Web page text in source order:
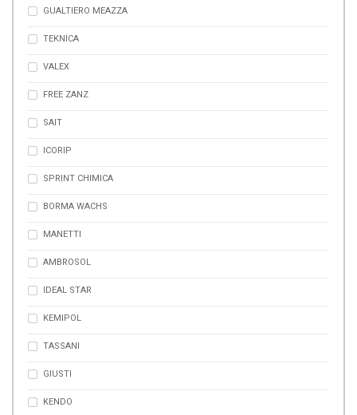
GUALTIERO MEAZZA
TEKNICA
VALEX
FREE ZANZ
SAIT
ICORIP
SPRINT CHIMICA
BORMA WACHS
MANETTI
AMBROSOL
IDEAL STAR
KEMIPOL
TASSANI
GIUSTI
KENDO